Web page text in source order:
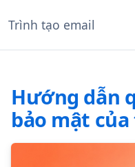
Trình tạo email
Hướng dẫn
bảo mật